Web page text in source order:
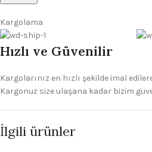
Kargolama
Hızlı ve Güvenilir
Kargolarınız en hızlı şekilde imal
Kargonuz size ulaşana kadar bizim
İlgili ürünler